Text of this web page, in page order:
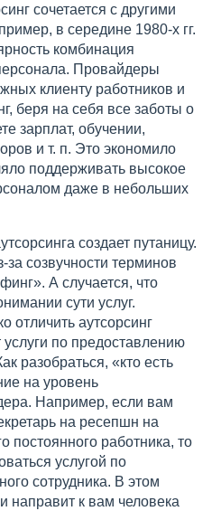
сочетается с другими
в середине 1980-х гг.
комбинация
Провайдеры
клиенту работников и
беря на себя все заботы о
зарплат, обучении,
и т. п. Это экономило
поддерживать высокое
даже в небольших
создает путаницу.
за созвучности терминов
А случается, что
сути услуг.
отличить аутсорсинг
услуги по предоставлению
разобраться, «кто есть
на уровень
Например, если вам
на ресепшн на
постоянного работника, то
услугой по
сотрудника. В этом
направит к вам человека